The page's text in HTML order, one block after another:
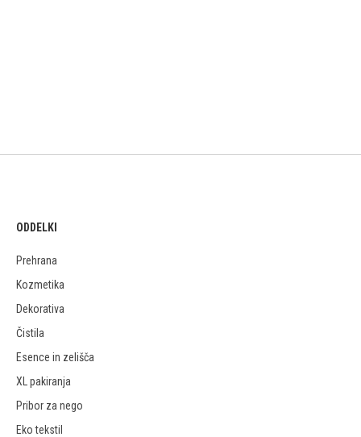
ODDELKI
Prehrana
Kozmetika
Dekorativa
Čistila
Esence in zelišča
XL pakiranja
Pribor za nego
Eko tekstil